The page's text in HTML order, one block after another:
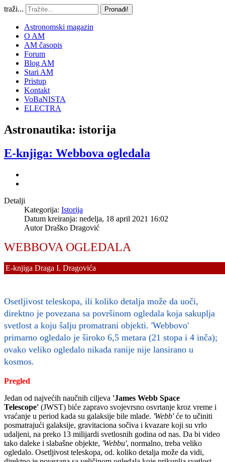
traži... Pronađi!
Astronomski magazin
O AM
AM časopis
Forum
Blog AM
Stari AM
Pristup
Kontakt
VoBaNISTA
ELECTRA
Astronautika: istorija
E-knjiga: Webbova ogledala
Detalji
Kategorija: Istorija
Datum kreiranja: nedelja, 18 april 2021 16:02
AutorDraško Dragović
WEBBOVA OGLEDALA
E-knjiga Draga I. Dragovića
Osetljivost teleskopa, ili koliko detalja može da uoči,
direktno je povezana sa površinom ogledala koja sakuplja
svetlost a koju šalju promatrani objekti. 'Webbovo'
primarno ogledalo je široko 6,5 metara (21 stopa i 4 inča);
ovako veliko ogledalo nikada ranije nije lansirano u
kosmos.
Pregled
Jedan od najvećih naučnih ciljeva 'James Webb Space
Telescope' (JWST) biće zapravo svojevrsno osvrtanje kroz vreme i
vraćanje u period kada su galaksije bile mlade. 'Webb'će to učiniti
posmatrajući galaksije, gravitaciona sočiva i kvazare koji su vrlo
udaljeni, na preko 13 milijardi svetlosnih godina od nas. Da bi video
tako daleke i slabašne objekte, 'Webbu', normalno, treba veliko
ogledalo. Osetljivost teleskopa, od. koliko detalja može da vidi,